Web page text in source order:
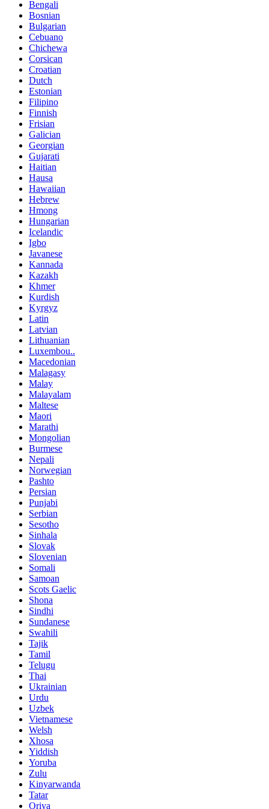
Bengali
Bosnian
Bulgarian
Cebuano
Chichewa
Corsican
Croatian
Dutch
Estonian
Filipino
Finnish
Frisian
Galician
Georgian
Gujarati
Haitian
Hausa
Hawaiian
Hebrew
Hmong
Hungarian
Icelandic
Igbo
Javanese
Kannada
Kazakh
Khmer
Kurdish
Kyrgyz
Latin
Latvian
Lithuanian
Luxembou..
Macedonian
Malagasy
Malay
Malayalam
Maltese
Maori
Marathi
Mongolian
Burmese
Nepali
Norwegian
Pashto
Persian
Punjabi
Serbian
Sesotho
Sinhala
Slovak
Slovenian
Somali
Samoan
Scots Gaelic
Shona
Sindhi
Sundanese
Swahili
Tajik
Tamil
Telugu
Thai
Ukrainian
Urdu
Uzbek
Vietnamese
Welsh
Xhosa
Yiddish
Yoruba
Zulu
Kinyarwanda
Tatar
Oriya